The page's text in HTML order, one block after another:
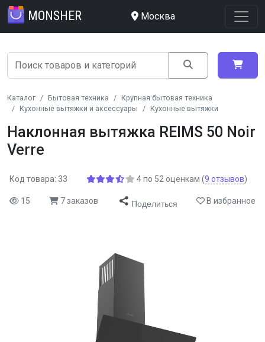
MONSHER Москва
Каталог Бытовая техника
Крупная бытовая техника
Кухонные вытяжки и аксессуары
Кухонные вытяжки
Наклонная вытяжка REIMS 50 Noir
Verre
Код товара: 33 4по 52 оценкам (9 отзывов)
15 7 заказов Поделиться В избранное